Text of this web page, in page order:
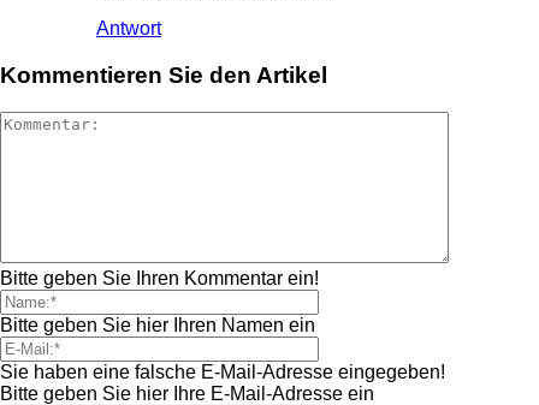
Antwort
Kommentieren Sie den Artikel
Bitte geben Sie Ihren Kommentar ein!
Bitte geben Sie hier Ihren Namen ein
Sie haben eine falsche E-Mail-Adresse eingegeben!
Bitte geben Sie hier Ihre E-Mail-Adresse ein